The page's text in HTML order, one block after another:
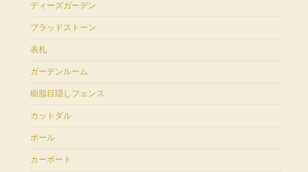
ディーズガーデン
ブラッドストーン
表札
ガーデンルーム
樹脂目隠しフェンス
カットダル
ポール
カーポート